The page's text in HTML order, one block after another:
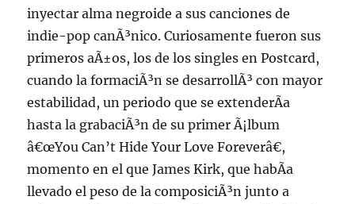
inyectar alma negroide a sus canciones de
indie-pop canÃ³nico. Curiosamente fueron sus
primeros aÃ±os, los de los singles en Postcard,
cuando la formaciÃ³n se desarrollÃ³ con mayor
estabilidad, un periodo que se extenderÃ­a
hasta la grabaciÃ³n de su primer Ã¡lbum
â€œYou Can’t Hide Your Love Foreverâ€,
momento en el que James Kirk, que habÃ­a
llevado el peso de la composiciÃ³n junto a